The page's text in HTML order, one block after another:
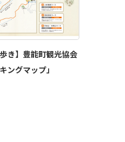
き】豊能町観光協会
ングマップ」